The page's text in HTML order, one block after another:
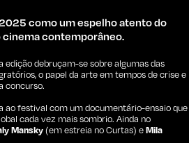
como um espelho atento do
contemporâneo.
debruçam-se sobre algumas das
o papel da arte em tempos de crise e
concurso.
ao festival com um documentário-ensaio que
cada vez mais sombrio. Ainda no
Mansky(em estreia no Curtas) eMila